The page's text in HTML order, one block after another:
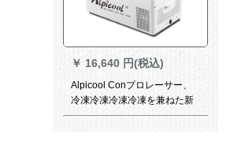
￥ 16,640 円(税込)
Alpicool Conプロレーサー、
冷凍冷凍冷凍冷凍を兼ねた新
型の小型冷蔵庫は、マイナー